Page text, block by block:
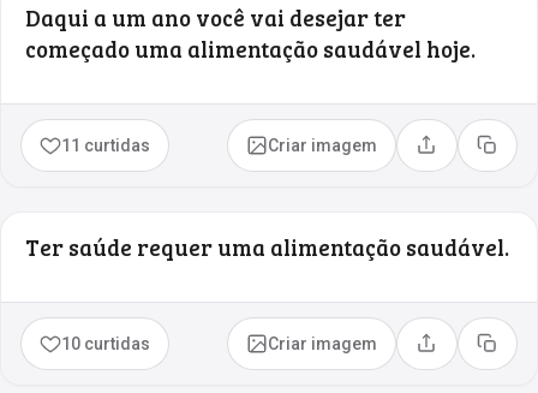
Daqui a um ano você vai desejar ter
começado uma alimentação saudável hoje.
11 curtidas Criar imagem Compartilhar
Copiar
Ter saúde requer uma alimentação saudável.
10 curtidas Criar imagem Compartilhar
Copiar